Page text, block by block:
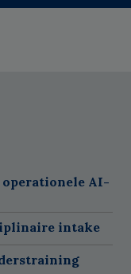
operationele AI-
intake